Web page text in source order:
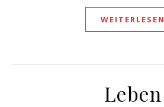
WEITERLESEN
Leben